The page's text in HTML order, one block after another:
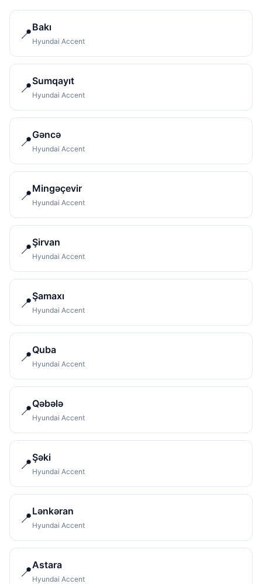
📍Bakı
Hyundai Accent
📍Sumqayıt
Hyundai Accent
📍Gəncə
Hyundai Accent
📍Mingəçevir
Hyundai Accent
📍Şirvan
Hyundai Accent
📍Şamaxı
Hyundai Accent
📍Quba
Hyundai Accent
📍Qəbələ
Hyundai Accent
📍Şəki
Hyundai Accent
📍Lənkəran
Hyundai Accent
📍Astara
Hyundai Accent